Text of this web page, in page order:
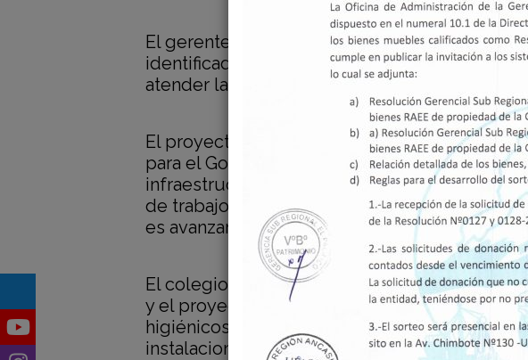
El gerente subregional subrayó que se
identificadas y aseguró que la actual gestión
atender las necesidades urgentes de la
El proyecto de construcción del colegio de
para el Gobierno Regional de Áncash, que
infraestructura educativa moderna y de
de trabajo dispuesta por el gobernador Koki
es avanzar con transparencia y celeridad la
El colegio atiende a estudiantes de los
y el proyecto de construcción y mejoramiento
higiénicos, una sala de usos múltiples,
instalaciones.